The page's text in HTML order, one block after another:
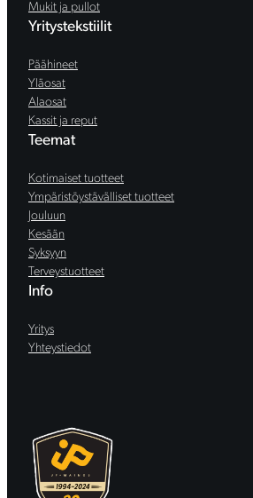
Mukit ja pullot
Yritystekstiilit
Päähineet
Yläosat
Alaosat
Kassit ja reput
Teemat
Kotimaiset tuotteet
Ympäristöystävälliset tuotteet
Jouluun
Kesään
Syksyyn
Terveystuotteet
Info
Yritys
Yhteystiedot